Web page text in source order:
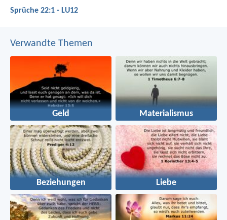
Sprüche 22:1 - LU12
Verwandte Themen
Geld Materialismus
Beziehungen Liebe